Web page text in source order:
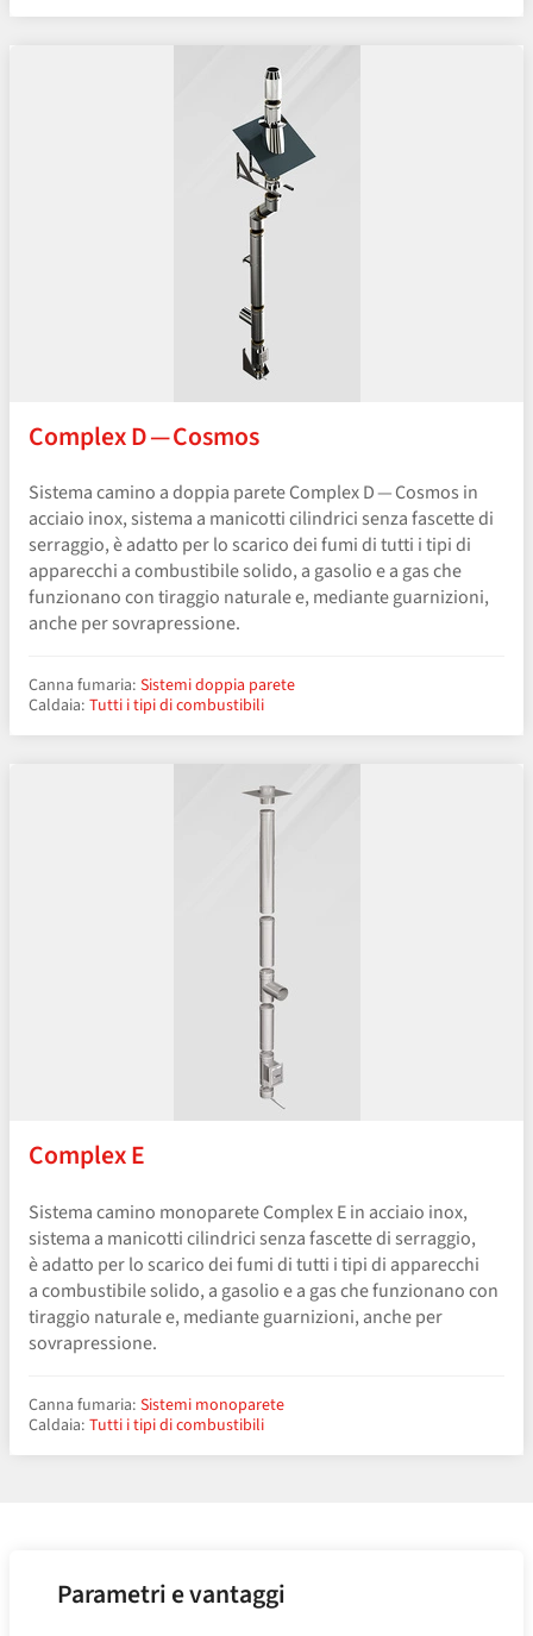
Complex D — Cosmos
Sistema camino a doppia parete Complex D — Cosmos in
acciaio inox, sistema a manicotti cilindrici senza fascette di
serraggio, è adatto per lo scarico dei fumi di tutti i tipi di
apparecchi a combustibile solido, a gasolio e a gas che
funzionano con tiraggio naturale e, mediante guarnizioni,
anche per sovrapressione.
Canna fumaria: Sistemi doppia parete
Caldaia: Tutti i tipi di combustibili
Complex E
Sistema camino monoparete Complex E in acciaio inox,
sistema a manicotti cilindrici senza fascette di serraggio,
è adatto per lo scarico dei fumi di tutti i tipi di apparecchi
a combustibile solido, a gasolio e a gas che funzionano con
tiraggio naturale e, mediante guarnizioni, anche per
sovrapressione.
Canna fumaria: Sistemi monoparete
Caldaia: Tutti i tipi di combustibili
Parametri e vantaggi